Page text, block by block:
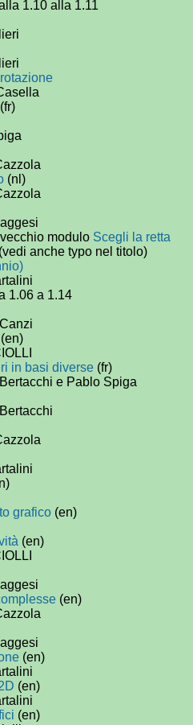
1.10 alla 1.11
(fr)
(nl)
modulo Scegli la retta
anche typo nel titolo)
1.06 a 1.14
(en)
in basi diverse (fr)
e Pablo Spiga
grafico (en)
(en)
(en)
(en)
(en)
(en)